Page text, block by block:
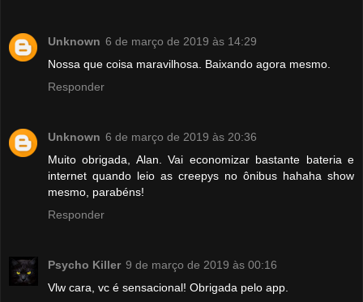
Unknown 6 de março de 2019 às 14:29
Nossa que coisa maravilhosa. Baixando agora mesmo.
Responder
Unknown 6 de março de 2019 às 20:36
Muito obrigada, Alan. Vai economizar bastante bateria e
internet quando leio as creepys no ônibus hahaha show
mesmo, parabéns!
Responder
Psycho Killer 9 de março de 2019 às 00:16
Vlw cara, vc é sensacional! Obrigada pelo app.